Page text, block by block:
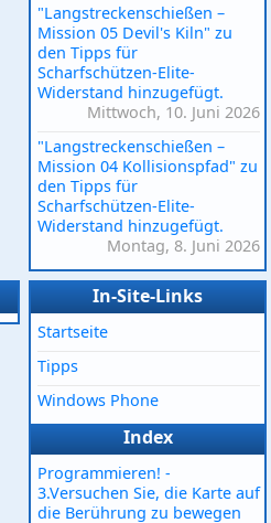
"Langstreckenschießen –
Mission 05 Devil's Kiln" zu
den Tipps für
Scharfschützen-Elite-
Widerstand hinzugefügt.
Mittwoch, 10. Juni 2026
"Langstreckenschießen –
Mission 04 Kollisionspfad" zu
den Tipps für
Scharfschützen-Elite-
Widerstand hinzugefügt.
Montag, 8. Juni 2026
In-Site-Links
Startseite
Tipps
Windows Phone
Index
Programmieren! -
3.Versuchen Sie, die Karte auf
die Berührung zu bewegen